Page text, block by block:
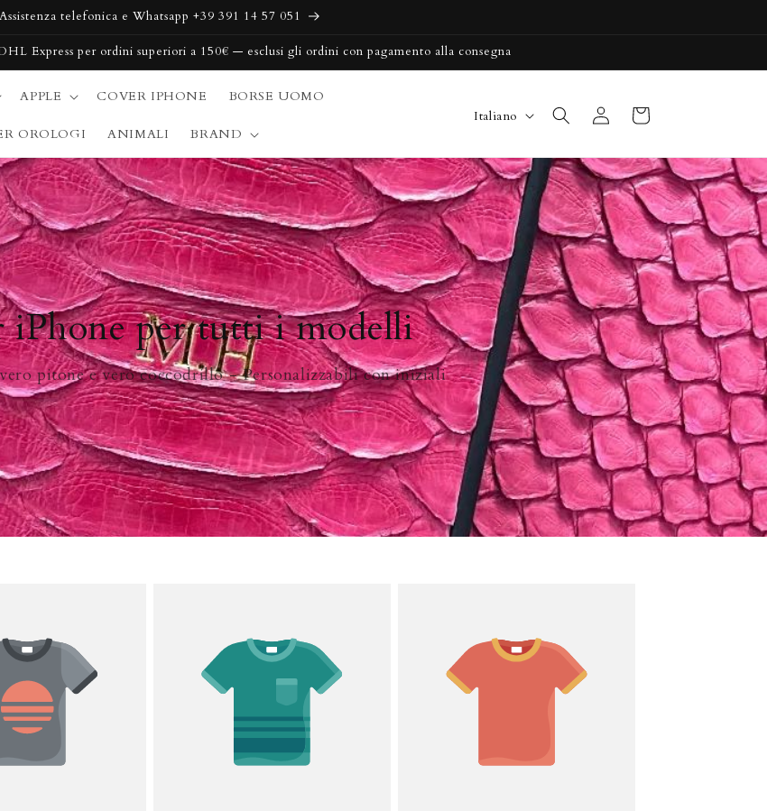
Assistenza telefonica e Whatsapp +39 391 14 57 051
Express per ordini superiori a 150€ — esclusi gli ordini con pagamento alla consegna
APPLE COVER IPHONE BORSE UOMO
OROLOGI ANIMALI BRAND
L
n
g
u
a
Italiano Accedi Carrello
iPhone per tutti i modelli
pitone e vero coccodrillo - Personalizzabili con iniziali